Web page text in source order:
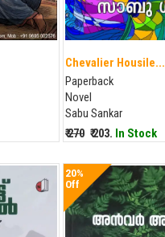
Chevalier Housile...
Paperback
Novel
Sabu Sankar
₹ 270 ₹ 203. In Stock
20%
Off